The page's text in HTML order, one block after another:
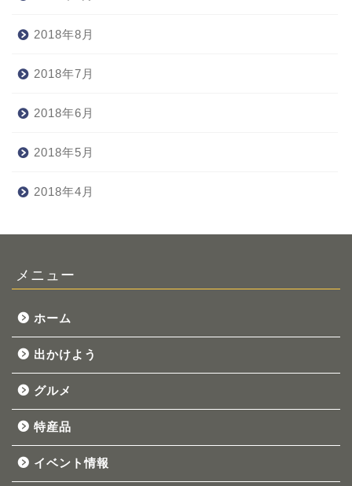
2018年8月
2018年7月
2018年6月
2018年5月
2018年4月
メニュー
ホーム
出かけよう
グルメ
特産品
イベント情報